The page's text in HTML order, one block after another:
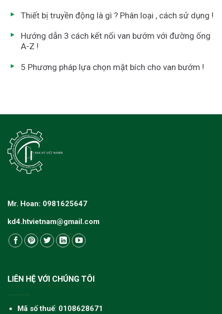
Thiết bị truyền động là gì ? Phân loại , cách sử dụng !
Hướng dẫn 3 cách kết nối van bướm với đường ống
A-Z !
5 Phương pháp lựa chọn mặt bích cho van bướm !
Mr. Hoan: 0981625647
kd4.htvietnam@gmail.com
LIÊN HỆ VỚI CHÚNG TÔI
Mã số thuế: 0108628671